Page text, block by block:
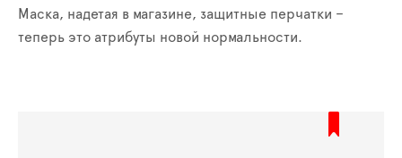
Маска, надетая в магазине, защитные перчатки –
теперь это атрибуты новой нормальности.